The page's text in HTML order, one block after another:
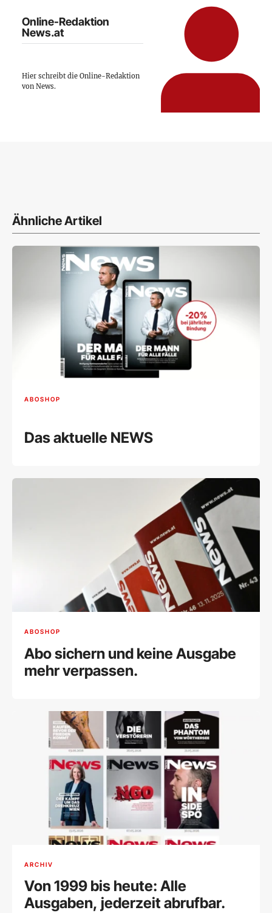
Online-Redaktion
News.at
Hier schreibt die Online-Redaktion
von News.
Ähnliche Artikel
ABOSHOP
Das aktuelle NEWS
ABOSHOP
Abo sichern und keine Ausgabe
mehr verpassen.
ARCHIV
Von 1999 bis heute: Alle
Ausgaben, jederzeit abrufbar.